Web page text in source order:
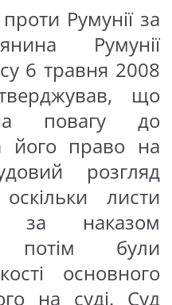
проти Румунії за
а Румунії
6 травня 2008
що
повагу до
його право на
розгляд
листи
за наказом
потім були
основного
на суді. Суд